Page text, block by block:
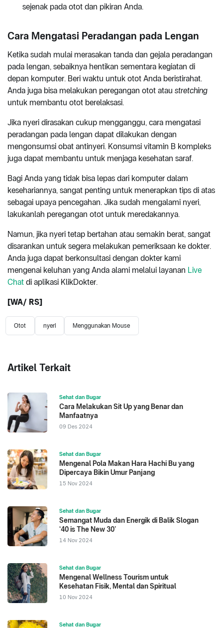
sejenak pada otot dan pikiran Anda.
Cara Mengatasi Peradangan pada Lengan
Ketika sudah mulai merasakan tanda dan gejala peradangan
pada lengan, sebaiknya hentikan sementara kegiatan di
depan komputer. Beri waktu untuk otot Anda beristirahat.
Anda juga bisa melakukan peregangan otot atau stretching
untuk membantu otot berelaksasi.
Jika nyeri dirasakan cukup mengganggu, cara mengatasi
peradangan pada lengan dapat dilakukan dengan
mengonsumsi obat antinyeri. Konsumsi vitamin B kompleks
juga dapat membantu untuk menjaga kesehatan saraf.
Bagi Anda yang tidak bisa lepas dari komputer dalam
kesehariannya, sangat penting untuk menerapkan tips di atas
sebagai upaya pencegahan. Jika sudah mengalami nyeri,
lakukanlah peregangan otot untuk meredakannya.
Namun, jika nyeri tetap bertahan atau semakin berat, sangat
disarankan untuk segera melakukan pemeriksaan ke dokter.
Anda juga dapat berkonsultasi dengan dokter kami
mengenai keluhan yang Anda alami melalui layanan Live
Chat di aplikasi KlikDokter.
[WA/ RS]
Otot nyeri Menggunakan Mouse
Artikel Terkait
Sehat dan Bugar
Cara Melakukan Sit Up yang Benar dan
Manfaatnya
09 Des 2024
Sehat dan Bugar
Mengenal Pola Makan Hara Hachi Bu yang
Dipercaya Bikin Umur Panjang
15 Nov 2024
Sehat dan Bugar
Semangat Muda dan Energik di Balik Slogan
‘40 is The New 30’
14 Nov 2024
Sehat dan Bugar
Mengenal Wellness Tourism untuk
Kesehatan Fisik, Mental dan Spiritual
10 Nov 2024
Sehat dan Bugar